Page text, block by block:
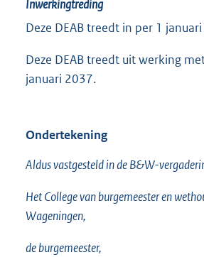
Inwerkingtreding
Deze DEAB treedt in per 1
Deze DEAB treedt uit werking
januari 2037.
Ondertekening
Aldus vastgesteld in de B&W-
Het College van burgemeester en
Wageningen,
de burgemeester,